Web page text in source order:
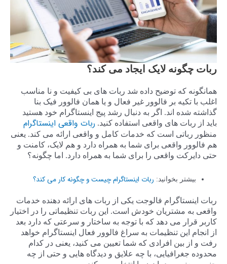
ربات چگونه لایک ایجاد می کند؟
همانگونه که توضیح داده شد ربات های بی کیفیت و نا مناسب
اغلب با تکیه بر فالوور غیر فعال و یا همان فالوور فیک بنا
گذاشته شده اند. اگر به دنبال رشد پیج اینستاگرام خود هستید
باید از ربات های واقعی استفاده کنید. ربات واقعی اینستاگرام
منظور رباتی است که خدمات کامل و واقعی ارائه می کند. یعنی
هم فالوور واقعی برای شما به همراه دارد و هم لایک، کامنت و
حتی دایرکت واقعی را برای شما به همراه دارد. اما چگونه؟
بیشتر بخوانید: ربات اینستاگرام چیست و چگونه کار می کند؟
ربات اینستاگرام فالوجت یکی از ربات های ارائه دهنده خدمات
واقعی به مشتریان خودش است. این ربات تنظیماتی را در اختیار
کاربر قرار می دهد که با توجه به ساختار و سرعتی که دارد بعد
از انجام این تنظیمات به سراغ فالوور فعال اینستاگرام خواهد
رفت و از بین افرادی که شما تعیین می کنید، یعنی در کدام
محدوده جغرافیایی، با چه علایق و دیدگاه هایی و حتی از چه